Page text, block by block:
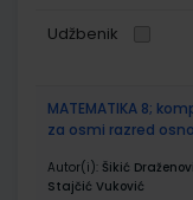
Udžbenik
MATEMATIKA 8;
za osmi razred
Autor(i): Šikić
Stajčić Vuković